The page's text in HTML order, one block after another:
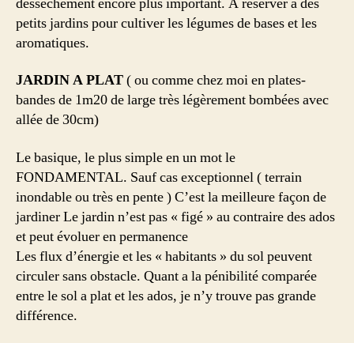
petits jardins pour cultiver les légumes de bases et les
aromatiques.
JARDIN A PLAT( ou comme chez moi en plates-
bandes de 1m20 de large très légèrement bombées avec
allée de 30cm)
Le basique, le plus simple en un mot le
FONDAMENTAL. Sauf cas exceptionnel ( terrain
inondable ou très en pente ) C’est la meilleure façon de
jardiner Le jardin n’est pas « figé » au contraire des ados
et peut évoluer en permanence
Les flux d’énergie et les « habitants » du sol peuvent
circuler sans obstacle. Quant a la pénibilité comparée
entre le sol a plat et les ados, je n’y trouve pas grande
différence.